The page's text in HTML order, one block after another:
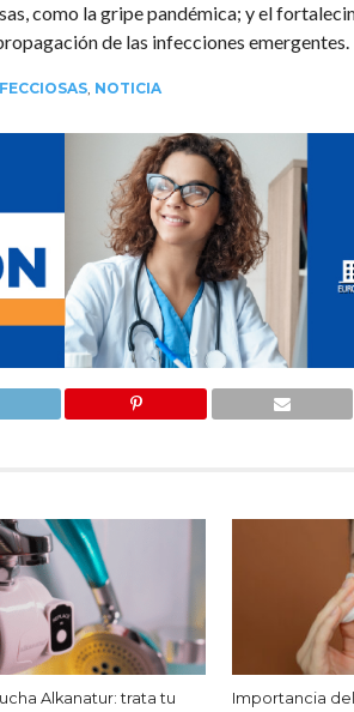
como la gripe pandémica; y el
de las infecciones emergentes.
, NOTICIA
Alkanatur: trata tu
Importancia